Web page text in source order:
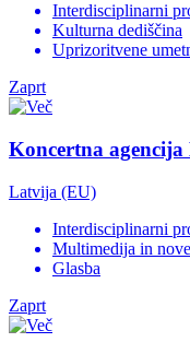
Interdisciplinarni
Kulturna dediščina
Uprizoritvene
Zaprt
Koncertna
Latvija (EU)
Interdisciplinarni
Multimedija in
Glasba
Zaprt